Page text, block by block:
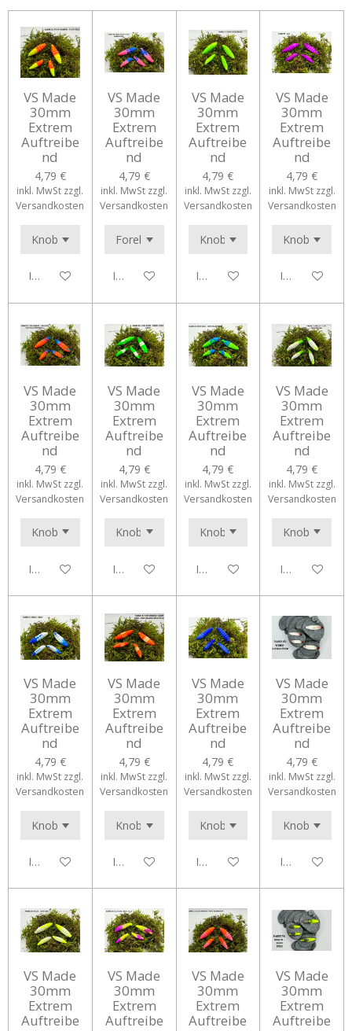
VS Made
30mm
Extrem
Auftreibe
nd
4,79 €
inkl. MwSt zzgl.
Versandkosten
In den Warenkorb
VS Made
30mm
Extrem
Auftreibe
nd
4,79 €
inkl. MwSt zzgl.
Versandkosten
In den Warenkorb
VS Made
30mm
Extrem
Auftreibe
nd
4,79 €
inkl. MwSt zzgl.
Versandkosten
In den Warenkorb
VS Made
30mm
Extrem
Auftreibe
nd
4,79 €
inkl. MwSt zzgl.
Versandkosten
In den
VS Made
30mm
Extrem
Auftreibe
nd
4,79 €
inkl. MwSt zzgl.
Versandkosten
In den Warenkorb
VS Made
30mm
Extrem
Auftreibe
nd
4,79 €
inkl. MwSt zzgl.
Versandkosten
In den Warenkorb
VS Made
30mm
Extrem
Auftreibe
nd
4,79 €
inkl. MwSt zzgl.
Versandkosten
In den Warenkorb
VS Made
30mm
Extrem
Auftreibe
nd
4,79 €
inkl. MwSt zzgl.
Versandkosten
In den
VS Made
30mm
Extrem
Auftreibe
nd
4,79 €
inkl. MwSt zzgl.
Versandkosten
In den Warenkorb
VS Made
30mm
Extrem
Auftreibe
nd
4,79 €
inkl. MwSt zzgl.
Versandkosten
In den Warenkorb
VS Made
30mm
Extrem
Auftreibe
nd
4,79 €
inkl. MwSt zzgl.
Versandkosten
In den Warenkorb
VS Made
30mm
Extrem
Auftreibe
nd
4,79 €
inkl. MwSt zzgl.
Versandkosten
In den
VS Made
30mm
Extrem
Auftreibe
VS Made
30mm
Extrem
Auftreibe
VS Made
30mm
Extrem
Auftreibe
VS Made
30mm
Extrem
Auftreibe